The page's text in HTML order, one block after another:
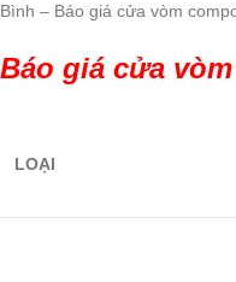
Bình – Báo giá cửa vòm
Báo giá cửa
LOẠI